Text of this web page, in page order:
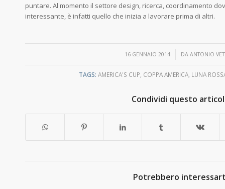
puntare. Al momento il settore design, ricerca, coordinamento
interessante, è infatti quello che inizia a lavorare prima di altri.
16 GENNAIO 2014
/ DAANTONIO
TAGS: AMERICA'S CUP COPPA AMERICA LUNA
Condividi questo
Potrebbero